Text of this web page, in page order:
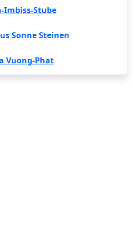
Imbiss-Stube
Sonne Steinen
Vuong-Phat